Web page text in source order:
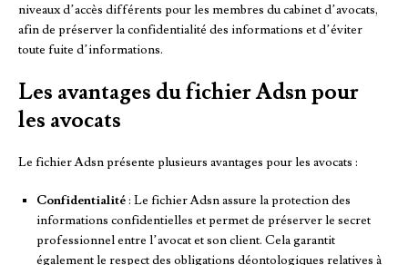
niveaux d’accès différents pour les membres du cabinet d’avocats,
afin de préserver la confidentialité des informations et d’éviter
toute fuite d’informations.
Les avantages du fichier Adsn pour
les avocats
Le fichier Adsn présente plusieurs avantages pour les avocats :
Confidentialité: Le fichier Adsn assure la protection des
informations confidentielles et permet de préserver le secret
professionnel entre l’avocat et son client. Cela garantit
également le respect des obligations déontologiques relatives à